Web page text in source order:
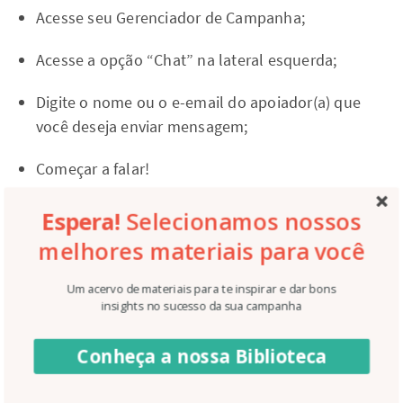
Acesse seu Gerenciador de Campanha;
Acesse a opção “Chat” na lateral esquerda;
Digite o nome ou o e-email do apoiador(a) que
você deseja enviar mensagem;
Começar a falar!
Acesse seu Gerenciador de Campanha;
Acesse sua “Base de apoiadores”;
Selecione um(a) ou mais apoiadores(as)
(utilizando as checkboxes na lateral)
Espera! Selecionamos nossos
melhores materiais para você
Um acervo de materiais para te inspirar e dar bons
insights no sucesso da sua campanha
Conheça a nossa Biblioteca